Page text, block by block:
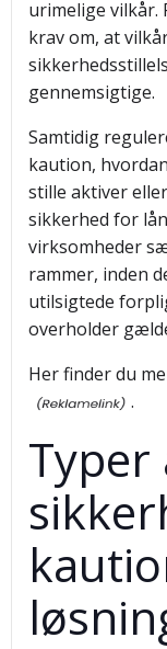
urimelige vilkår.
krav om, at
gennemsigtige.
Samtidig
kaution,
stille aktiver
sikkerhed for
virksomheder
rammer, inden
utilsigtede
overholder
Her finder du
.
Typer